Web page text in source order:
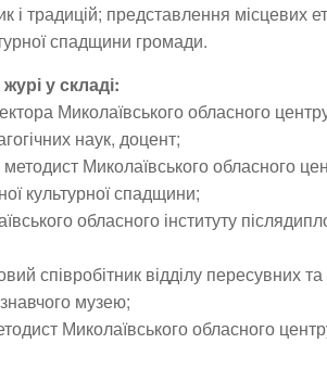
і традицій; представлення місцевих
спадщини громади.
у складі:
Миколаївського обласного
наук, доцент;
Миколаївського обласного
культурної спадщини;
обласного інституту
співробітник відділу пересувних
музею;
Миколаївського обласного